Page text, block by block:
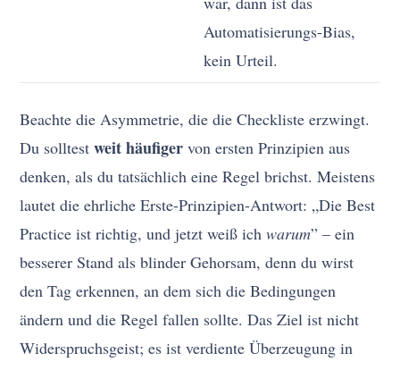
Automatisierungs-Bias,
kein Urteil.
Beachte die Asymmetrie, die die Checkliste erzwingt.
Du solltestweit häufiger von ersten Prinzipien aus
denken, als du tatsächlich eine Regel brichst. Meistens
lautet die ehrliche Erste-Prinzipien-Antwort: „Die Best
Practice ist richtig, und jetzt weiß ichwarum” – ein
besserer Stand als blinder Gehorsam, denn du wirst
den Tag erkennen, an dem sich die Bedingungen
ändern und die Regel fallen sollte. Das Ziel ist nicht
Widerspruchsgeist; es ist verdiente Überzeugung in